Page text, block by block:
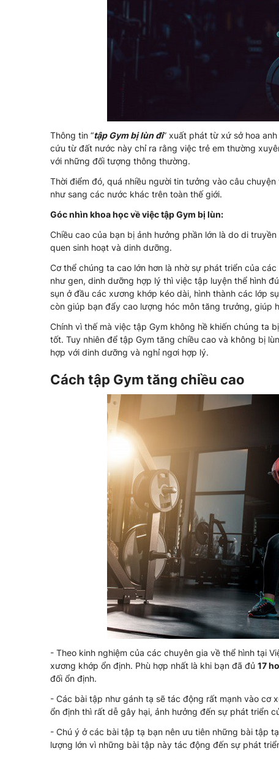
Thông tin “tập Gym bị lùn đi” xuất phát từ xứ sở hoa
cứu từ đất nước này chỉ ra rằng việc trẻ em thường
với những đối tượng thông thường.
Thời điểm đó, quá nhiều người tin tưởng vào câu
như sang các nước khác trên toàn thế giới.
Góc nhìn khoa học về việc tập Gym bị lùn:
Chiều cao của bạn bị ảnh hưởng phần lớn là do di
quen sinh hoạt và dinh dưỡng.
Cơ thể chúng ta cao lớn hơn là nhờ sự phát triển của
như gen, dinh dưỡng hợp lý thì việc tập luyện thể hình
sụn ở đầu các xương khớp kéo dài, hình thành các lớp
còn giúp bạn đẩy cao lượng hóc môn tăng trưởng, giúp
Chính vì thế mà việc tập Gym không hề khiến chúng ta
tốt. Tuy nhiên để tập Gym tăng chiều cao và không bị
hợp với dinh dưỡng và nghỉ ngơi hợp lý.
Cách tập Gym tăng chiều cao
- Theo kinh nghiệm của các chuyên gia về thể hình tại
xương khớp ổn định. Phù hợp nhất là khi bạn đã đủ 17
đối ổn định.
- Các bài tập như gánh tạ sẽ tác động rất mạnh vào cơ
ổn định thì rất dễ gây hại, ảnh hưởng đến sự phát triển
- Chú ý ở các bài tập tạ bạn nên ưu tiên những bài tập
lượng lớn vì những bài tập này tác động đến sự phát